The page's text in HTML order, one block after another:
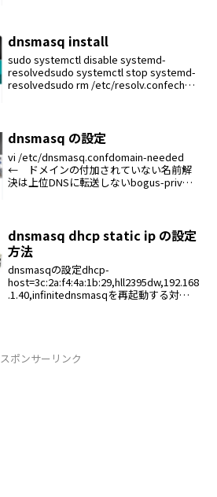
dnsmasq install
sudo systemctl disable systemd-
resolvedsudo systemctl stop systemd-
resolvedsudo rm /etc/resolv.confecho
dnsmasq の設定
vi /etc/dnsmasq.confdomain-needed
← ドメインの付加されていない名前解
決は上位DNSに転送しないbogus-priv
dnsmasq dhcp static ip の設定
方法
dnsmasqの設定dhcp-
host=3c:2a:f4:4a:1b:29,hll2395dw,192.168
.1.40,infinitednsmasqを再起動する対象
スポンサーリンク